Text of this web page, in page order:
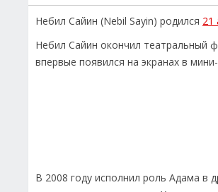
Небил Сайин (Nebil Sayin) родился 21
Небил Сайин окончил театральный
впервые появился на экранах в
В 2008 году исполнил роль Адама в